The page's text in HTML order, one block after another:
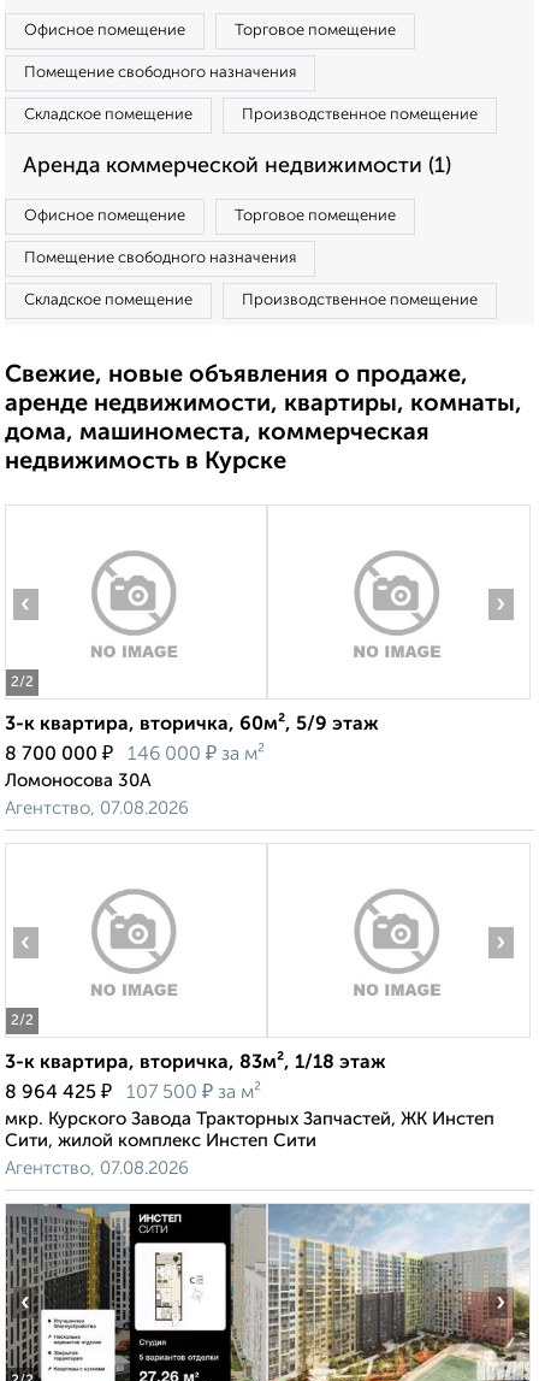
Офисное помещение Торговое помещение
Помещение свободного назначения
Складское помещение Производственное помещение
Аренда коммерческой недвижимости (1)
Офисное помещение Торговое помещение
Помещение свободного назначения
Складское помещение Производственное помещение
Свежие, новые объявления о продаже,
аренде недвижимости, квартиры, комнаты,
дома, машиноместа, коммерческая
недвижимость в Курске
2/2
‹ ›
3-к квартира, вторичка, 60м², 5/9 этаж
8 700 000 ₽ 146 000 ₽ за м²
Ломоносова 30А
Агентство, 07.08.2026
2/2
‹ ›
3-к квартира, вторичка, 83м², 1/18 этаж
8 964 425 ₽ 107 500 ₽ за м²
мкр. Курского Завода Тракторных Запчастей, ЖК Инстеп
Сити, жилой комплекс Инстеп Сити
Агентство, 07.08.2026
‹ ›